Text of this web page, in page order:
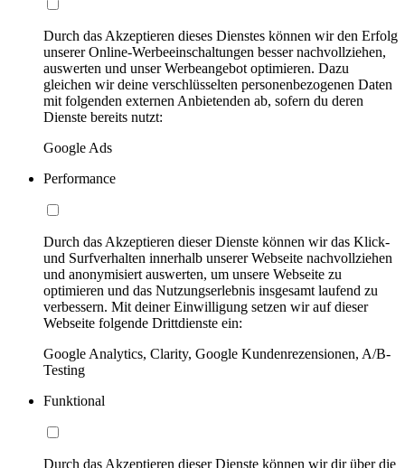
Durch das Akzeptieren dieses Dienstes können wir den Erfolg
unserer Online-Werbeeinschaltungen besser nachvollziehen,
auswerten und unser Werbeangebot optimieren. Dazu
gleichen wir deine verschlüsselten personenbezogenen Daten
mit folgenden externen Anbietenden ab, sofern du deren
Dienste bereits nutzt:
Google Ads
Performance
Durch das Akzeptieren dieser Dienste können wir das Klick-
und Surfverhalten innerhalb unserer Webseite nachvollziehen
und anonymisiert auswerten, um unsere Webseite zu
optimieren und das Nutzungserlebnis insgesamt laufend zu
verbessern. Mit deiner Einwilligung setzen wir auf dieser
Webseite folgende Drittdienste ein:
Google Analytics, Clarity, Google Kundenrezensionen, A/B-
Testing
Funktional
Durch das Akzeptieren dieser Dienste können wir dir über die